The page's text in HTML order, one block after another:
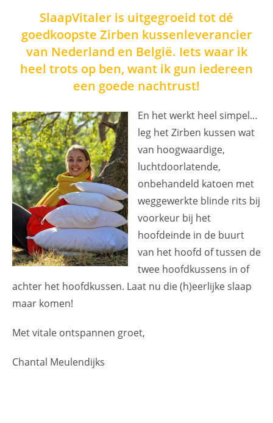
SlaapVitaler is uitgegroeid tot dé
goedkoopste Zirben kussenleverancier
van Nederland en België. Iets waar ik
heel trots op ben, want ik gun iedereen
een goede nachtrust!
En het werkt heel simpel…
leg het Zirben kussen wat
van hoogwaardige,
luchtdoorlatende,
onbehandeld katoen met
weggewerkte blinde rits bij
voorkeur bij het
hoofdeinde in de buurt
van het hoofd of tussen de
twee hoofdkussens in of
achter het hoofdkussen. Laat nu die (h)eerlijke slaap
maar komen!
Met vitale ontspannen groet,
Chantal Meulendijks